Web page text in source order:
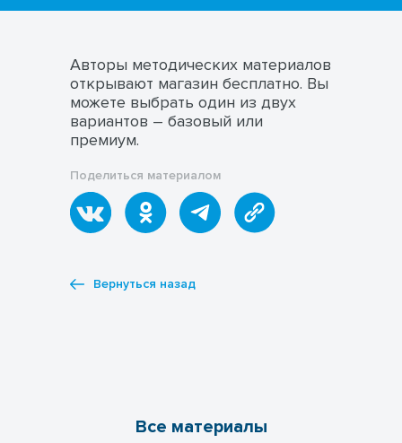
Авторы методических материалов
открывают магазин бесплатно. Вы
можете выбрать один из двух
вариантов – базовый или
премиум.
Поделиться материалом
Вернуться назад
Все материалы